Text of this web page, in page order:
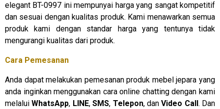
elegant BT-0997 ini mempunyai harga yang sangat kompetitif
dan sesuai dengan kualitas produk. Kami menawarkan semua
produk kami dengan standar harga yang tentunya tidak
mengurangi kualitas dari produk.
Cara Pemesanan
Anda dapat melakukan pemesanan produk mebel jepara yang
anda inginkan menggunakan cara online chatting dengan kami
melaluiWhatsApp, LINE,SMS, Telepon, danVideo Call . Dan